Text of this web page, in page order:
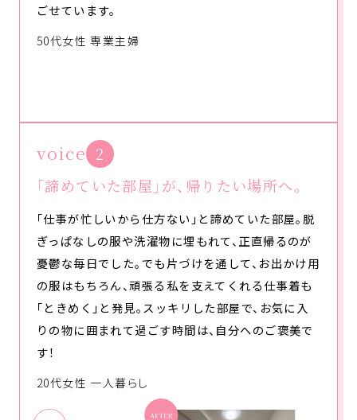
ごせています。
50代女性 専業主婦
voice 2
「諦めていた部屋」が、帰りたい場所へ。
「仕事が忙しいから仕方ない」と諦めていた部屋。脱
ぎっぱなしの服や洗濯物に埋もれて、正直帰るのが
憂鬱な毎日でした。でも片づけを通して、お出かけ用
の服はもちろん、頑張る私を支えてくれる仕事着も
「ときめく」と発見。スッキリした部屋で、お気に入
りの物に囲まれて過ごす時間は、自分へのご褒美で
す！
20代女性 一人暮らし